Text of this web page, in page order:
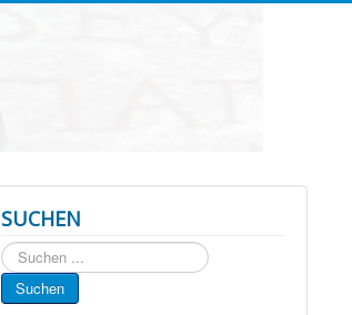
SUCHEN
Suchen
...
Suchen